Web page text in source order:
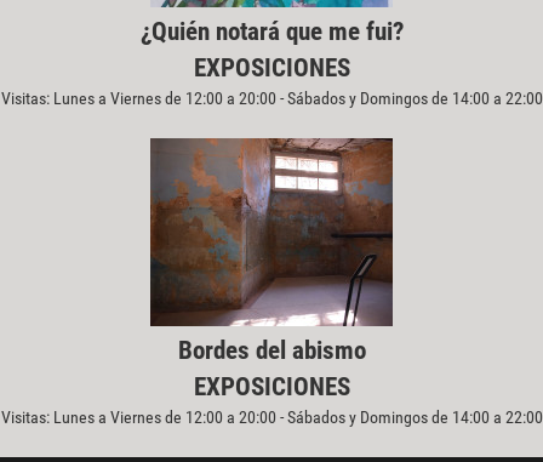
¿Quién notará que me fui?
EXPOSICIONES
Visitas: Lunes a Viernes de 12:00 a 20:00 - Sábados y Domingos de 14:00 a 22:00
Bordes del abismo
EXPOSICIONES
Visitas: Lunes a Viernes de 12:00 a 20:00 - Sábados y Domingos de 14:00 a 22:00